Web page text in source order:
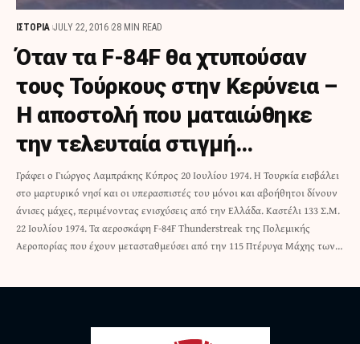
ΙΣΤΟΡΙΑ JULY 22, 2016 28 MIN READ
Όταν τα F-84F θα χτυπούσαν
τους Τούρκους στην Κερύνεια –
Η αποστολή που ματαιώθηκε
την τελευταία στιγμή…
Γράφει ο Γιώργος Λαμπράκης Κύπρος 20 Ιουλίου 1974. Η Τουρκία εισβάλει
στο μαρτυρικό νησί και οι υπερασπιστές του μόνοι και αβοήθητοι δίνουν
άνισες μάχες, περιμένοντας ενισχύσεις από την Ελλάδα. Καστέλι 133 Σ.Μ.
22 Ιουλίου 1974. Τα αεροσκάφη F-84F Thunderstreak της Πολεμικής
Αεροπορίας που έχουν μετασταθμεύσει από την 115 Πτέρυγα Μάχης των…